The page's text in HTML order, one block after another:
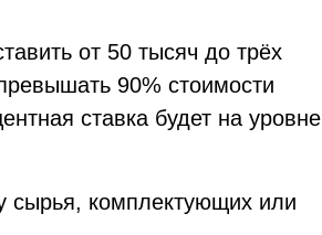
от 50 тысяч до трёх
90% стоимости
ставка будет на уровне
сырья, комплектующих или